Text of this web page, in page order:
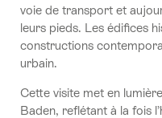
voie de transport et
leurs pieds. Les édifices
constructions
urbain.
Cette visite met en
Baden, reflétant à la fois